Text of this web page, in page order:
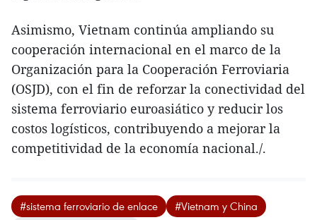
Asimismo, Vietnam continúa ampliando su
cooperación internacional en el marco de la
Organización para la Cooperación Ferroviaria
(OSJD), con el fin de reforzar la conectividad del
sistema ferroviario euroasiático y reducir los
costos logísticos, contribuyendo a mejorar la
competitividad de la economía nacional./.
#sistema ferroviario de enlace
#Vietnam y China